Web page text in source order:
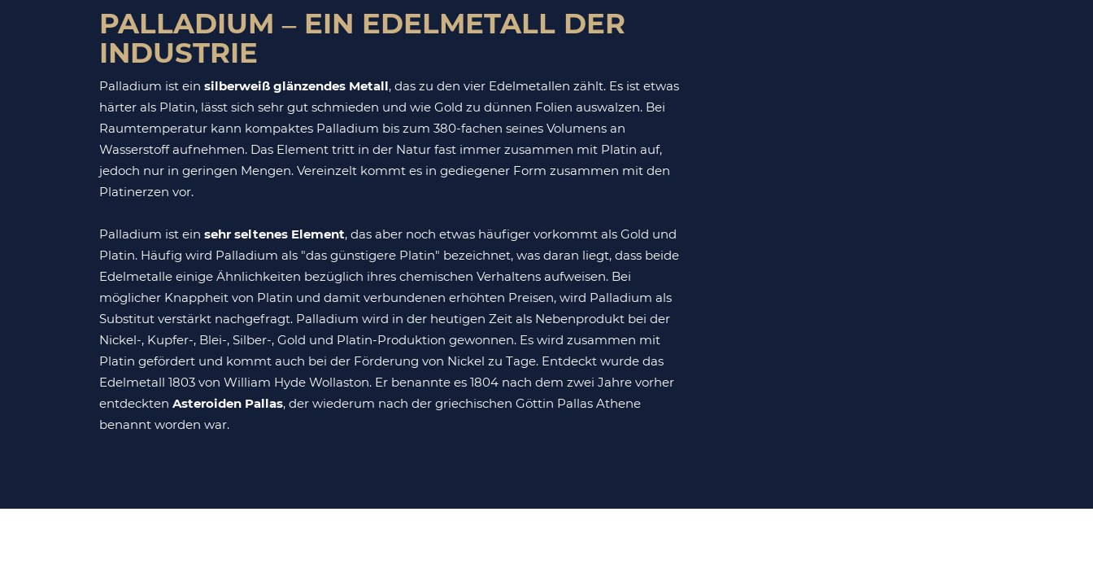
PALLADIUM – EIN EDELMETALL DER
INDUSTRIE
Palladium ist ein silberweiß glänzendes Metall, das zu den vier Edelmetallen zählt. Es ist etwas
härter als Platin, lässt sich sehr gut schmieden und wie Gold zu dünnen Folien auswalzen. Bei
Raumtemperatur kann kompaktes Palladium bis zum 380-fachen seines Volumens an
Wasserstoff aufnehmen. Das Element tritt in der Natur fast immer zusammen mit Platin auf,
jedoch nur in geringen Mengen. Vereinzelt kommt es in gediegener Form zusammen mit den
Platinerzen vor.
Palladium ist ein sehr seltenes Element, das aber noch etwas häufiger vorkommt als Gold und
Platin. Häufig wird Palladium als "das günstigere Platin" bezeichnet, was daran liegt, dass beide
Edelmetalle einige Ähnlichkeiten bezüglich ihres chemischen Verhaltens aufweisen. Bei
möglicher Knappheit von Platin und damit verbundenen erhöhten Preisen, wird Palladium als
Substitut verstärkt nachgefragt. Palladium wird in der heutigen Zeit als Nebenprodukt bei der
Nickel-, Kupfer-, Blei-, Silber-, Gold und Platin-Produktion gewonnen. Es wird zusammen mit
Platin gefördert und kommt auch bei der Förderung von Nickel zu Tage. Entdeckt wurde das
Edelmetall 1803 von William Hyde Wollaston. Er benannte es 1804 nach dem zwei Jahre vorher
entdeckten Asteroiden Pallas, der wiederum nach der griechischen Göttin Pallas Athene
benannt worden war.